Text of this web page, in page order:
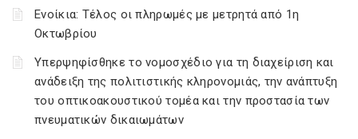
Ενοίκια: Τέλος οι πληρωμές με μετρητά από 1η
Οκτωβρίου
Υπερψηφίσθηκε το νομοσχέδιο για τη διαχείριση και
ανάδειξη της πολιτιστικής κληρονομιάς, την ανάπτυξη
του οπτικοακουστικού τομέα και την προστασία των
πνευματικών δικαιωμάτων